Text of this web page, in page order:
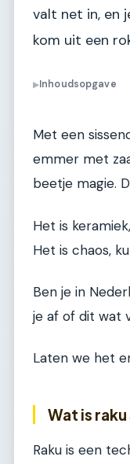
valt net in, en
kom uit een
▶Inhoudsopgave
Met een
emmer met
beetje magie.
Het is
Het is chaos,
Ben je in
je af of dit wat
Laten we het
Wat is
Raku is een